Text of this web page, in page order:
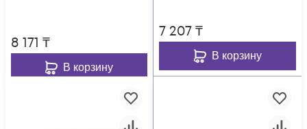
8 171 ₸
В корзину
7 207₸
В корзину